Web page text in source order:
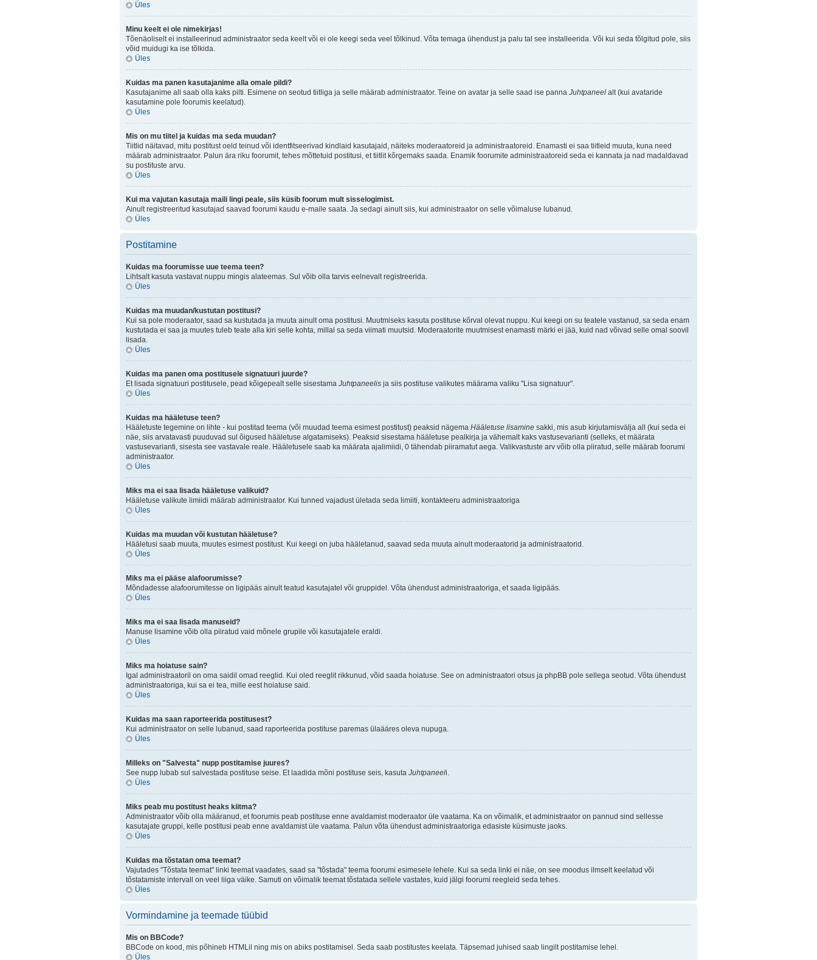
Üles
Minu keelt ei ole nimekirjas!
Tõenäoliselt ei installeerinud administraator seda keelt või ei ole keegi seda veel tõlkinud. Võta temaga ühendust ja palu tal see installeerida. Või kui seda tõlgitud pole, siis
võid muidugi ka ise tõlkida.
Üles
Kuidas ma panen kasutajanime alla omale pildi?
Kasutajanime all saab olla kaks pilti. Esimene on seotud tiitliga ja selle määrab administraator. Teine on avatar ja selle saad ise panna Juhtpaneel alt (kui avataride
kasutamine pole foorumis keelatud).
Üles
Mis on mu tiitel ja kuidas ma seda muudan?
Tiitlid näitavad, mitu postitust oeld teinud või identfitseerivad kindlaid kasutajaid, näiteks moderaatoreid ja administraatoreid. Enamasti ei saa tiitleid muuta, kuna need
määrab administraator. Palun ära riku foorumit, tehes mõttetuid postitusi, et tiitlit kõrgemaks saada. Enamik foorumite administraatoreid seda ei kannata ja nad madaldavad
su postituste arvu.
Üles
Kui ma vajutan kasutaja maili lingi peale, siis küsib foorum mult sisselogimist.
Ainult registreeritud kasutajad saavad foorumi kaudu e-maile saata. Ja sedagi ainult siis, kui administraator on selle võimaluse lubanud.
Üles
Postitamine
Kuidas ma foorumisse uue teema teen?
Lihtsalt kasuta vastavat nuppu mingis alateemas. Sul võib olla tarvis eelnevalt registreerida.
Üles
Kuidas ma muudan/kustutan postitusi?
Kui sa pole moderaator, saad sa kustutada ja muuta ainult oma postitusi. Muutmiseks kasuta postituse kõrval olevat nuppu. Kui keegi on su teatele vastanud, sa seda enam
kustutada ei saa ja muutes tuleb teate alla kiri selle kohta, millal sa seda viimati muutsid. Moderaatorite muutmisest enamasti märki ei jää, kuid nad võivad selle omal soovil
lisada.
Üles
Kuidas ma panen oma postitusele signatuuri juurde?
Et lisada signatuuri postitusele, pead kõigepealt selle sisestama Juhtpaneelis ja siis postituse valikutes määrama valiku "Lisa signatuur".
Üles
Kuidas ma hääletuse teen?
Hääletuste tegemine on lihte - kui postitad teema (või muudad teema esimest postitust) peaksid nägema Hääletuse lisamine sakki, mis asub kirjutamisvälja all (kui seda ei
näe, siis arvatavasti puuduvad sul õigused hääletuse algatamiseks). Peaksid sisestama hääletuse pealkirja ja vähemalt kaks vastusevarianti (selleks, et määrata
vastusevarianti, sisesta see vastavale reale. Hääletusele saab ka määrata ajalimiidi, 0 tähendab piiramatut aega. Valikvastuste arv võib olla piiratud, selle määrab foorumi
administraator.
Üles
Miks ma ei saa lisada hääletuse valikuid?
Hääletuse valikute limiidi määrab administraator. Kui tunned vajadust ületada seda limiiti, kontakteeru administraatoriga
Üles
Kuidas ma muudan või kustutan hääletuse?
Hääletusi saab muuta, muutes esimest postitust. Kui keegi on juba hääletanud, saavad seda muuta ainult moderaatorid ja administraatorid.
Üles
Miks ma ei pääse alafoorumisse?
Mõndadesse alafoorumitesse on ligipääs ainult teatud kasutajatel või gruppidel. Võta ühendust administraatoriga, et saada ligipääs.
Üles
Miks ma ei saa lisada manuseid?
Manuse lisamine võib olla piiratud vaid mõnele grupile või kasutajatele eraldi.
Üles
Miks ma hoiatuse sain?
Igal administraatoril on oma saidil omad reeglid. Kui oled reeglit rikkunud, võid saada hoiatuse. See on administraatori otsus ja phpBB pole sellega seotud. Võta ühendust
administraatoriga, kui sa ei tea, mille eest hoiatuse said.
Üles
Kuidas ma saan raporteerida postitusest?
Kui administraator on selle lubanud, saad raporteerida postituse paremas ülaääres oleva nupuga.
Üles
Milleks on "Salvesta" nupp postitamise juures?
See nupp lubab sul salvestada postituse seise. Et laadida mõni postituse seis, kasuta Juhtpaneeli.
Üles
Miks peab mu postitust heaks kiitma?
Administraator võib olla määranud, et foorumis peab postituse enne avaldamist moderaator üle vaatama. Ka on võimalik, et administraator on pannud sind sellesse
kasutajate gruppi, kelle postitusi peab enne avaldamist üle vaatama. Palun võta ühendust administraatoriga edasiste küsimuste jaoks.
Üles
Kuidas ma tõstatan oma teemat?
Vajutades "Tõstata teemat" linki teemat vaadates, saad sa "tõstada" teema foorumi esimesele lehele. Kui sa seda linki ei näe, on see moodus ilmselt keelatud või
tõstatamiste intervall on veel liiga väike. Samuti on võimalik teemat tõstatada sellele vastates, kuid jälgi foorumi reegleid seda tehes.
Üles
Vormindamine ja teemade tüübid
Mis on BBCode?
BBCode on kood, mis põhineb HTMLil ning mis on abiks postitamisel. Seda saab postitustes keelata. Täpsemad juhised saab lingilt postitamise lehel.
Üles